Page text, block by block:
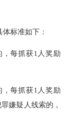
标准如下：
每抓获1人奖励
每抓获1人奖励
嫌疑人线索的，